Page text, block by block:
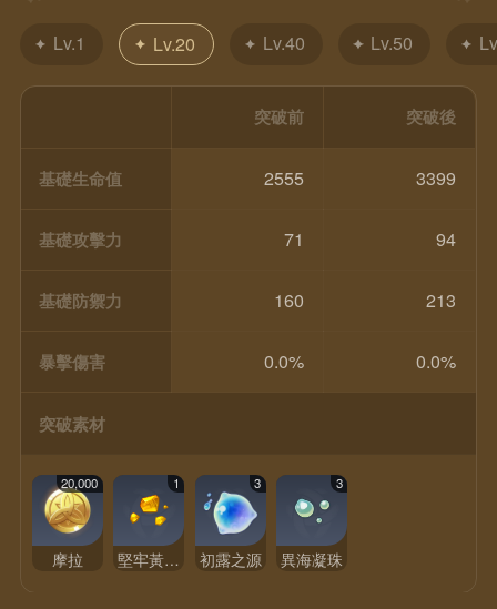
Lv.1 Lv.20 Lv.40 Lv.50
突破前 突破後
基礎生命值 2555 3399
基礎攻擊力 71 94
基礎防禦力 160 213
暴擊傷害 0.0% 0.0%
突破素材
20,000
摩拉
1
堅牢黃玉碎屑
3
初露之源
3
異海凝珠